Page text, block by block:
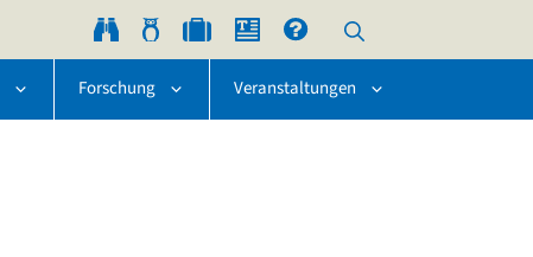
Forschung Veranstaltungen